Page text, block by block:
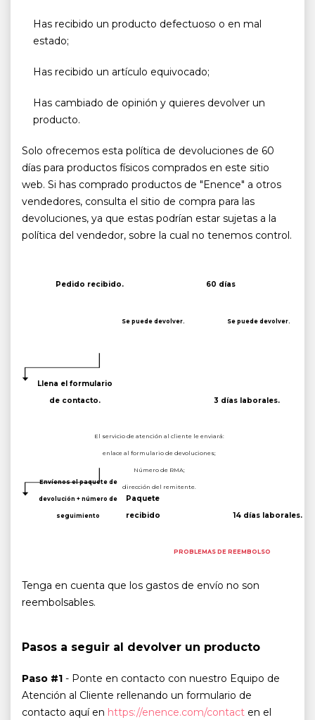
Has recibido un producto defectuoso o en mal
estado;
Has recibido un artículo equivocado;
Has cambiado de opinión y quieres devolver un
producto.
Solo ofrecemos esta política de devoluciones de 60
días para productos físicos comprados en este sitio
web. Si has comprado productos de "Enence" a otros
vendedores, consulta el sitio de compra para las
devoluciones, ya que estas podrían estar sujetas a la
política del vendedor, sobre la cual no tenemos control.
Pedido recibido. 60 días
Se puede devolver. Se puede devolver.
Llena el formulario
de contacto.
3 días laborales.
El servicio de atención al cliente le enviará:
enlace al formulario de devoluciones;
Número de RMA;
dirección del remitente.
Envíenos el paquete de
devolución + número de
seguimiento
Paquete
recibido
14 días laborales.
PROBLEMAS DE REEMBOLSO
Tenga en cuenta que los gastos de envío no son
reembolsables.
Pasos a seguir al devolver un producto
Paso #1 - Ponte en contacto con nuestro Equipo de
Atención al Cliente rellenando un formulario de
contacto aquí en https://enence.com/contact en el